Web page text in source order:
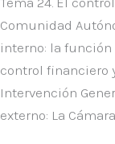
Comunidad
interno: la
control financiero
Intervención
externo: La